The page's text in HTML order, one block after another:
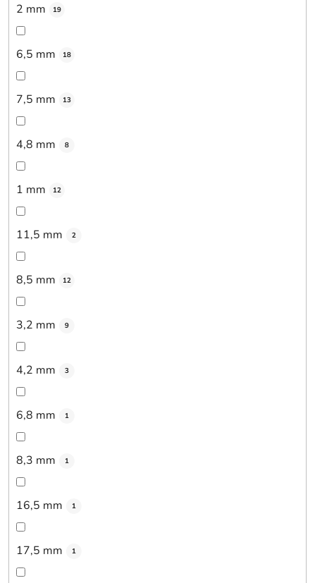
2 mm 19
6,5 mm 18
7,5 mm 13
4,8 mm 8
1 mm 12
11,5 mm 2
8,5 mm 12
3,2 mm 9
4,2 mm 3
6,8 mm 1
8,3 mm 1
16,5 mm 1
17,5 mm 1